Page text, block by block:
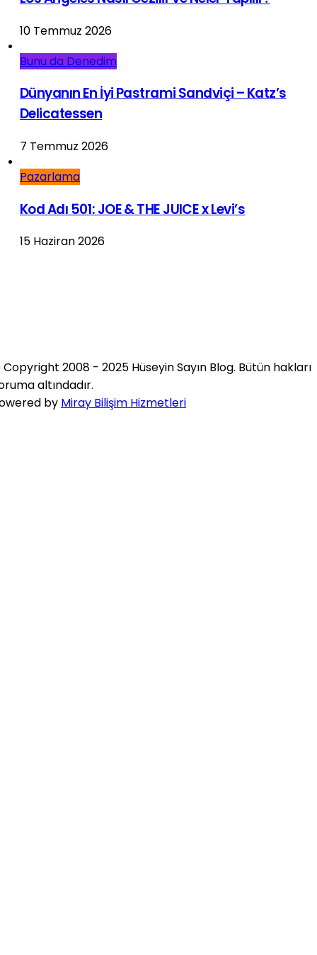
10 Temmuz 2026
Bunu da Denedim
Dünyanın En İyi Pastrami Sandviçi – Katz’s
Delicatessen
7 Temmuz 2026
Pazarlama
Kod Adı 501: JOE & THE JUICE x Levi’s
15 Haziran 2026
2008 - 2025 Hüseyin Sayın Blog. Bütün hakları
altındadır.
by Miray Bilişim Hizmetleri